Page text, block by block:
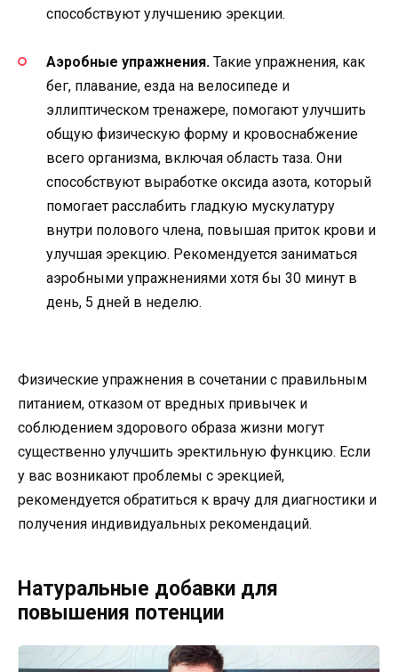
способствуют улучшению эрекции.
Аэробные упражнения. Такие упражнения, как
бег, плавание, езда на велосипеде и
эллиптическом тренажере, помогают улучшить
общую физическую форму и кровоснабжение
всего организма, включая область таза. Они
способствуют выработке оксида азота, который
помогает расслабить гладкую мускулатуру
внутри полового члена, повышая приток крови и
улучшая эрекцию. Рекомендуется заниматься
аэробными упражнениями хотя бы 30 минут в
день, 5 дней в неделю.
Физические упражнения в сочетании с правильным
питанием, отказом от вредных привычек и
соблюдением здорового образа жизни могут
существенно улучшить эректильную функцию. Если
у вас возникают проблемы с эрекцией,
рекомендуется обратиться к врачу для диагностики и
получения индивидуальных рекомендаций.
Натуральные добавки для
повышения потенции